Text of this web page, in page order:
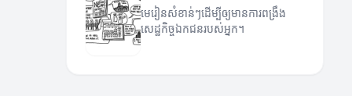
មេរៀនសំខាន់ៗដើម្បីឲ្យមានការពង្រឹង
សេដ្ឋកិច្ចឯកជនរបស់អ្នក។